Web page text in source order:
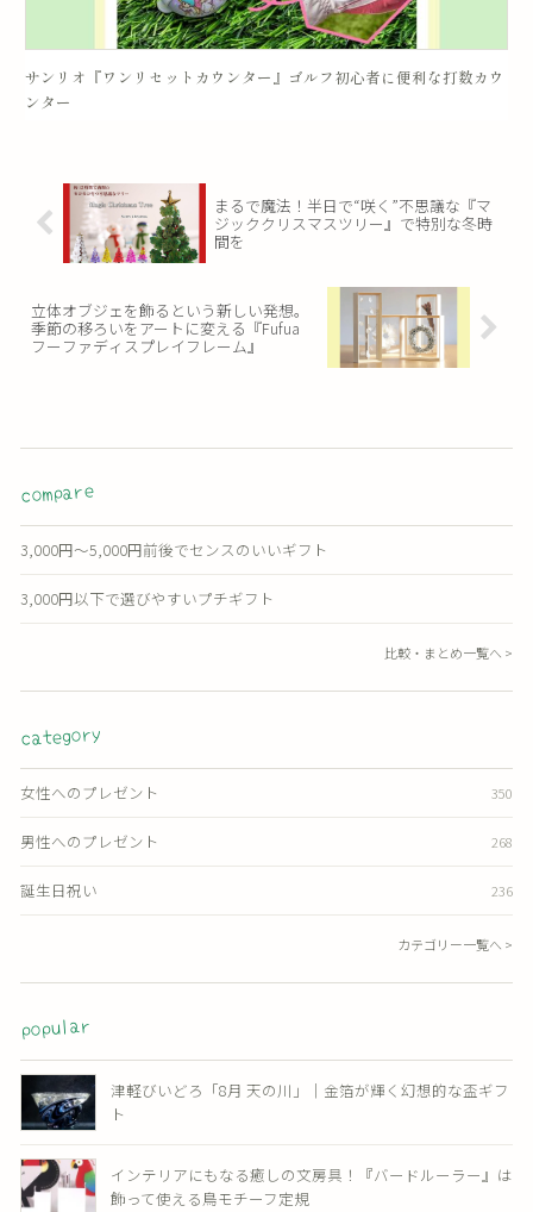
サンリオ『ワンリセットカウンター』ゴルフ初心者に便利な打数カウ
ンター
まるで魔法！半日で“咲く”不思議な『マ
ジッククリスマスツリー』で特別な冬時
間を
立体オブジェを飾るという新しい発想。
季節の移ろいをアートに変える『Fufua
フーファディスプレイフレーム』
compare
3,000円〜5,000円前後でセンスのいいギフト
3,000円以下で選びやすいプチギフト
比較・まとめ一覧へ >
category
女性へのプレゼント 350
男性へのプレゼント 268
誕生日祝い 236
カテゴリー一覧へ >
popular
津軽びいどろ「8月 天の川」｜金箔が輝く幻想的な盃ギフ
ト
インテリアにもなる癒しの文房具！『バードルーラー』は
飾って使える鳥モチーフ定規